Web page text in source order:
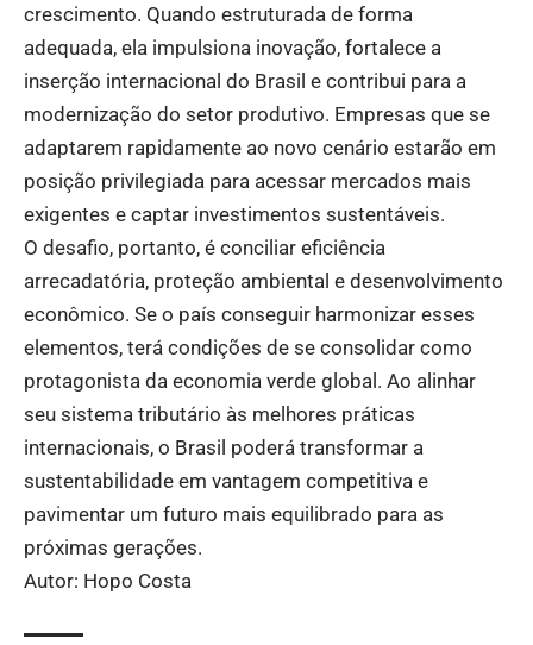
crescimento. Quando estruturada de forma
adequada, ela impulsiona inovação, fortalece a
inserção internacional do Brasil e contribui para a
modernização do setor produtivo. Empresas que se
adaptarem rapidamente ao novo cenário estarão em
posição privilegiada para acessar mercados mais
exigentes e captar investimentos sustentáveis.
O desafio, portanto, é conciliar eficiência
arrecadatória, proteção ambiental e desenvolvimento
econômico. Se o país conseguir harmonizar esses
elementos, terá condições de se consolidar como
protagonista da economia verde global. Ao alinhar
seu sistema tributário às melhores práticas
internacionais, o Brasil poderá transformar a
sustentabilidade em vantagem competitiva e
pavimentar um futuro mais equilibrado para as
próximas gerações.
Autor: Hopo Costa